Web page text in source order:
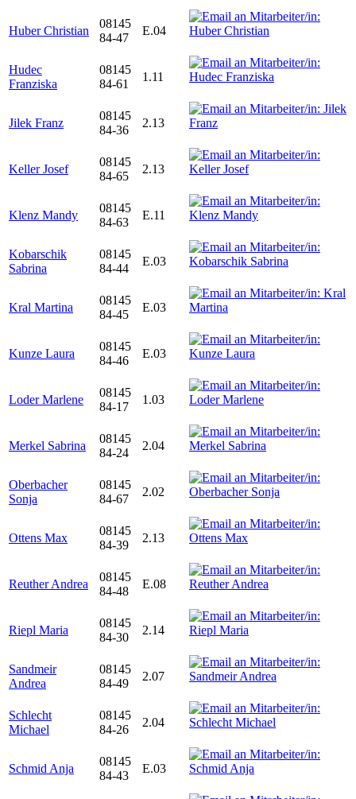
Huber Christian
08145
84-47
E.04
Hudec
Franziska
08145
84-61
1.11
Jilek Franz
08145
84-36
2.13
Keller Josef
08145
84-65
2.13
Klenz Mandy
08145
84-63
E.11
Kobarschik
Sabrina
08145
84-44
E.03
Kral Martina
08145
84-45
E.03
Kunze Laura
08145
84-46
E.03
Loder Marlene
08145
84-17
1.03
Merkel Sabrina
08145
84-24
2.04
Oberbacher
Sonja
08145
84-67
2.02
Ottens Max
08145
84-39
2.13
Reuther Andrea
08145
84-48
E.08
Riepl Maria
08145
84-30
2.14
Sandmeir
Andrea
08145
84-49
2.07
Schlecht
Michael
08145
84-26
2.04
Schmid Anja
08145
84-43
E.03